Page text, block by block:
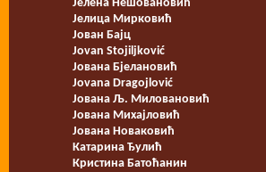
Јелена Нешовановић
Јелица Мирковић
Јован Бајц
Jovan Stojiljković
Јована Бјелановић
Jovana Dragojlović
Јована Љ. Миловановић
Јована Михајловић
Јована Новаковић
Катарина Ђулић
Кристина Батоћанин